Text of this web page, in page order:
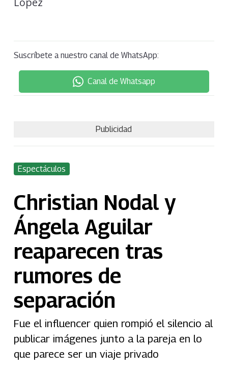
Suscríbete a nuestro canal de WhatsApp:
Canal de Whatsapp
Publicidad
Espectáculos
Christian Nodal y
Ángela Aguilar
reaparecen tras
rumores de
separación
Fue el influencer quien rompió el silencio al
publicar imágenes junto a la pareja en lo
que parece ser un viaje privado